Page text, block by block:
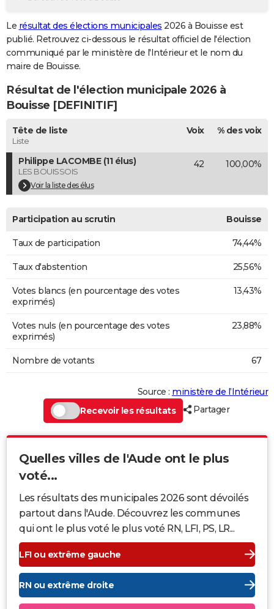
GUIDES D'ACHAT
BONS PLANS
CARTE DE VOEUX
Carte de Noël
Carte Bonne année
Carte Saint-Valentin
Carte Pâques
Carte d'anniversaire
DICTIONNAIRE
Dictionnaire
Biographies
Citations
Expressions
Proverbes
PROGRAMME TV
COPAINS D'AVANT
S'inscrire
Se connecter
Lycées
Collèges
Primaires
Universités
Entreprises
Service militaire
Avis de recherche
AVIS DE DÉCÈS
FORUM
Le résultat des élections municipales 2026 à Bouisse est
publié. Retrouvez ci-dessous le résultat officiel de l'élection
communiqué par le ministère de l'Intérieur et le nom du
maire de Bouisse.
Résultat de l'élection municipale 2026 à
Bouisse [DEFINITIF]
Tête de liste
Liste
Voix % des voix
Philippe LACOMBE (11 élus)
LES BOUISSOIS
Voir la liste des élus
42 100,00%
Participation au scrutin Bouisse
Taux de participation 74,44%
Taux d'abstention 25,56%
Votes blancs (en pourcentage des votes
exprimés)
13,43%
Votes nuls (en pourcentage des votes
exprimés)
23,88%
Nombre de votants 67
Source : ministère de l’Intérieur
Recevoir les résultats
Partager
Quelles villes de l'Aude ont le plus
voté...
Les résultats des municipales 2026 sont dévoilés
partout dans l'Aude. Découvrez les communes
qui ont le plus voté le plus voté RN, LFI, PS, LR...
LFI ou extrême gauche
RN ou extrême droite